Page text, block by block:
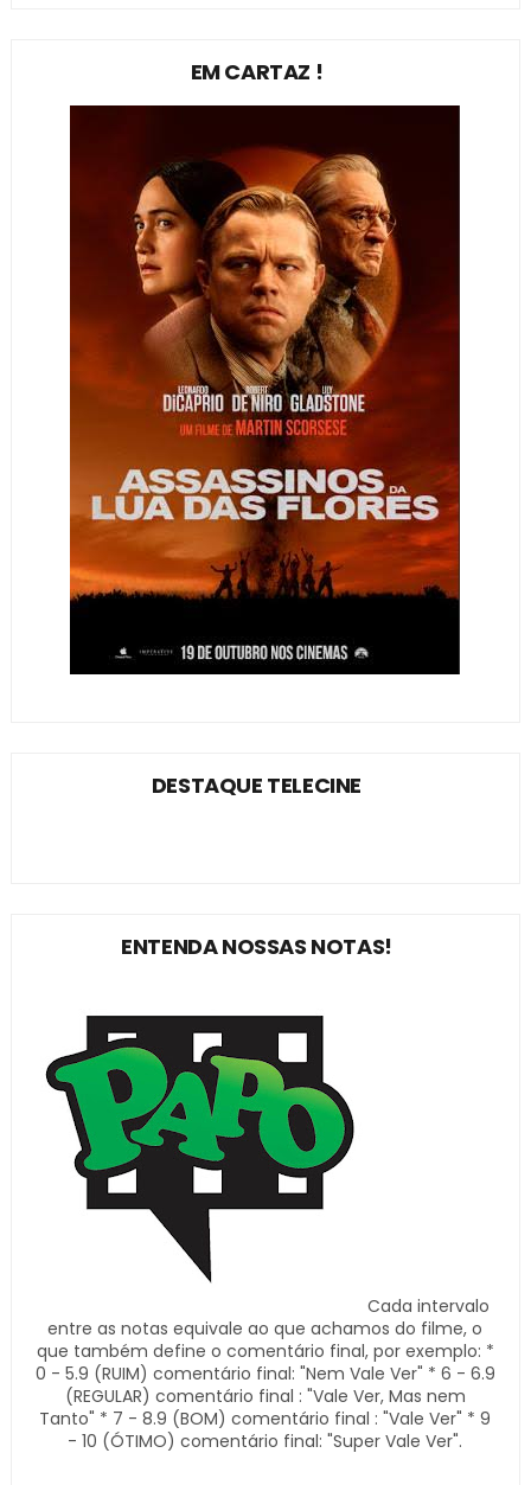
EM CARTAZ !
DESTAQUE TELECINE
ENTENDA NOSSAS NOTAS!
Cada intervalo
entre as notas equivale ao que achamos do filme, o
que também define o comentário final, por exemplo: *
0 - 5.9 (RUIM) comentário final: "Nem Vale Ver" * 6 - 6.9
(REGULAR) comentário final : "Vale Ver, Mas nem
Tanto" * 7 - 8.9 (BOM) comentário final : "Vale Ver" * 9
- 10 (ÓTIMO) comentário final: "Super Vale Ver".